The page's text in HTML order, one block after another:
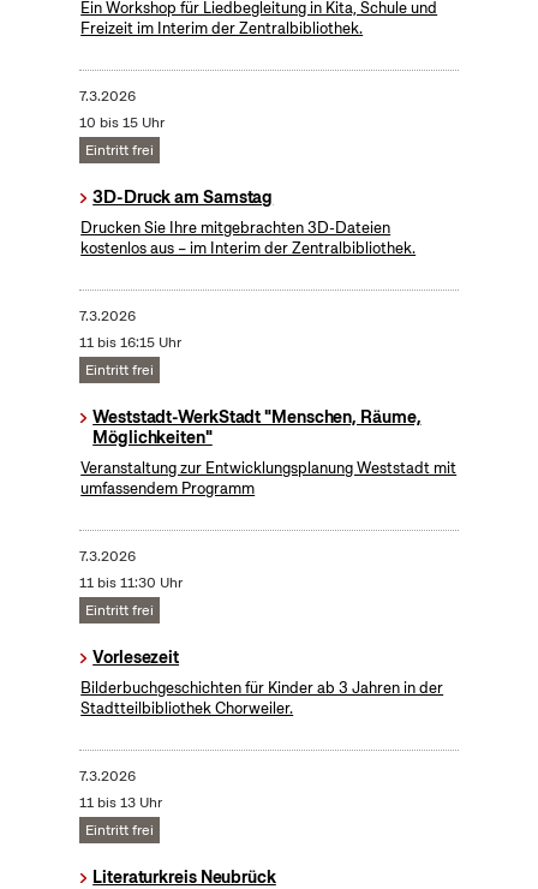
Ein Workshop für Liedbegleitung in Kita, Schule und
Freizeit im Interim der Zentralbibliothek.
7.3.2026
10 bis 15 Uhr
Eintritt frei
3D-Druck am Samstag
Drucken Sie Ihre mitgebrachten 3D-Dateien
kostenlos aus – im Interim der Zentralbibliothek.
7.3.2026
11 bis 16:15 Uhr
Eintritt frei
Weststadt-WerkStadt "Menschen, Räume,
Möglichkeiten"
Veranstaltung zur Entwicklungsplanung Weststadt mit
umfassendem Programm
7.3.2026
11 bis 11:30 Uhr
Eintritt frei
Vorlesezeit
Bilderbuchgeschichten für Kinder ab 3 Jahren in der
Stadtteilbibliothek Chorweiler.
7.3.2026
11 bis 13 Uhr
Eintritt frei
Literaturkreis Neubrück